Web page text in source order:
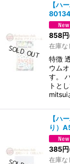
【ハ
80134
858円
在庫な
特徴
ウム
す。
トと
mitsui
【ハ
り）
385円
在庫な